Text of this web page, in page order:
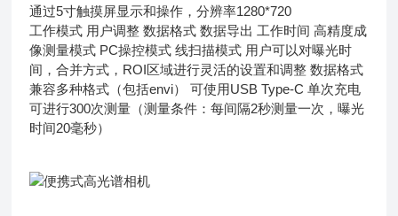
通过5寸触摸屏显示和操作，分辨率1280*720
工作模式 用户调整 数据格式 数据导出 工作时间 高精度成
像测量模式 PC操控模式 线扫描模式 用户可以对曝光时
间，合并方式，ROI区域进行灵活的设置和调整 数据格式
兼容多种格式（包括envi） 可使用USB Type-C 单次充电
可进行300次测量（测量条件：每间隔2秒测量一次，曝光
时间20毫秒）